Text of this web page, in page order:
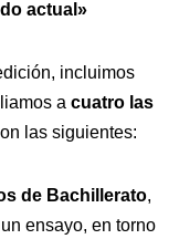
actual»
incluimos
a cuatro las
las siguientes:
de Bachillerato,
ensayo, en torno